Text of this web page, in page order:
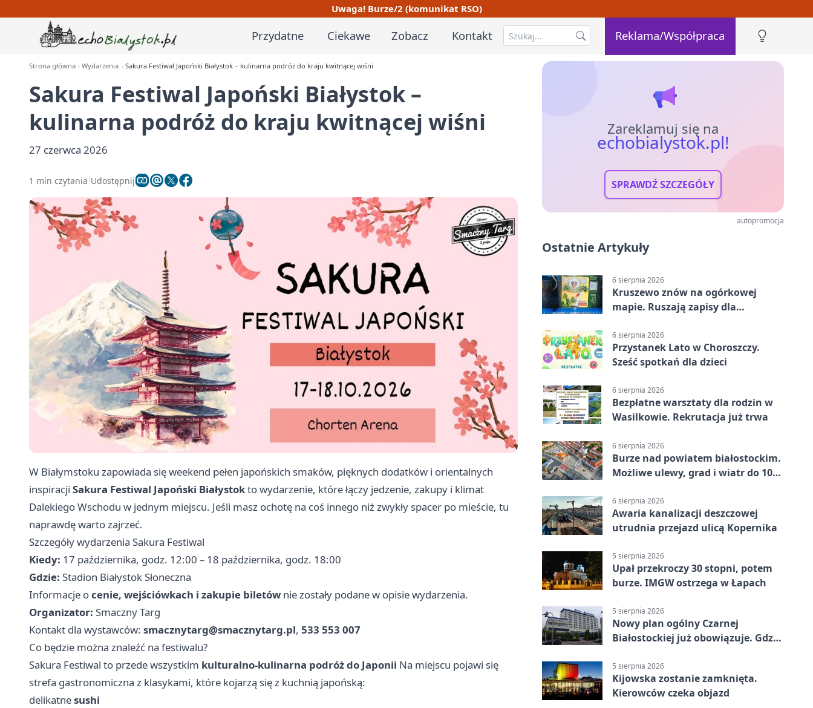
Uwaga! Burze/2 (komunikat RSO)
Przydatne Ciekawe Zobacz Kontakt Reklama/Współpraca
Strona główna Wydarzenia Sakura Festiwal Japoński Białystok – kulinarna podróż do kraju kwitnącej wiśni
Sakura Festiwal Japoński Białystok –
kulinarna podróż do kraju kwitnącej wiśni
27 czerwca 2026
1 min czytania Udostępnij
W Białymstoku zapowiada się weekend pełen japońskich smaków, pięknych dodatków i orientalnych
inspiracji Sakura Festiwal Japoński Białystokto wydarzenie, które łączy jedzenie, zakupy i klimat
Dalekiego Wschodu w jednym miejscu. Jeśli masz ochotę na coś innego niż zwykły spacer po mieście, tu
naprawdę warto zajrzeć.
Szczegóły wydarzenia Sakura Festiwal
Kiedy: 17 października, godz. 12:00 – 18 października, godz. 18:00
Gdzie: Stadion Białystok Słoneczna
Informacje ocenie, wejściówkach i zakupie biletów nie zostały podane w opisie wydarzenia.
Organizator: Smaczny Targ
Kontakt dla wystawców: smacznytarg@smacznytarg.pl, 533 553 007
Co będzie można znaleźć na festiwalu?
Sakura Festiwal to przede wszystkim kulturalno-kulinarna podróż do Japonii Na miejscu pojawi się
strefa gastronomiczna z klasykami, które kojarzą się z kuchnią japońską:
delikatnesushi
Zareklamuj się na
echobialystok.pl!
SPRAWDŹ SZCZEGÓŁY
autopromocja
Ostatnie Artykuły
6 sierpnia 2026
Kruszewo znów na ogórkowej
mapie. Ruszają zapisy dla
6 sierpnia 2026
Przystanek Lato w Choroszczy.
Sześć spotkań dla dzieci
6 sierpnia 2026
Bezpłatne warsztaty dla rodzin w
Wasilkowie. Rekrutacja już trwa
6 sierpnia 2026
Burze nad powiatem białostockim.
Możliwe ulewy, grad i wiatr do 100
6 sierpnia 2026
Awaria kanalizacji deszczowej
utrudnia przejazd ulicą Kopernika
5 sierpnia 2026
Upał przekroczy 30 stopni, potem
burze. IMGW ostrzega w Łapach
5 sierpnia 2026
Nowy plan ogólny Czarnej
Białostockiej już obowiązuje. Gdzie
5 sierpnia 2026
Kijowska zostanie zamknięta.
Kierowców czeka objazd